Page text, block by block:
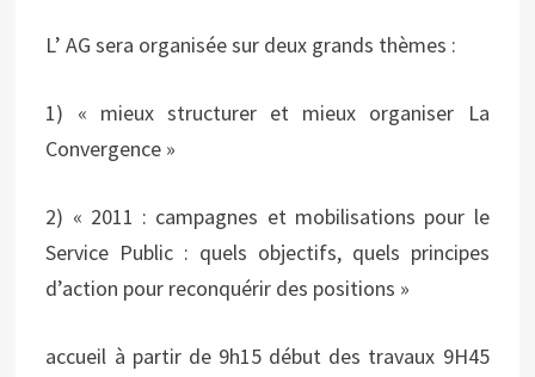
L’ AG sera organisée sur deux grands thèmes :
1) « mieux structurer et mieux organiser La
Convergence »
2) « 2011 : campagnes et mobilisations pour le
Service Public : quels objectifs, quels principes
d’action pour reconquérir des positions »
accueil à partir de 9h15 début des travaux 9H45